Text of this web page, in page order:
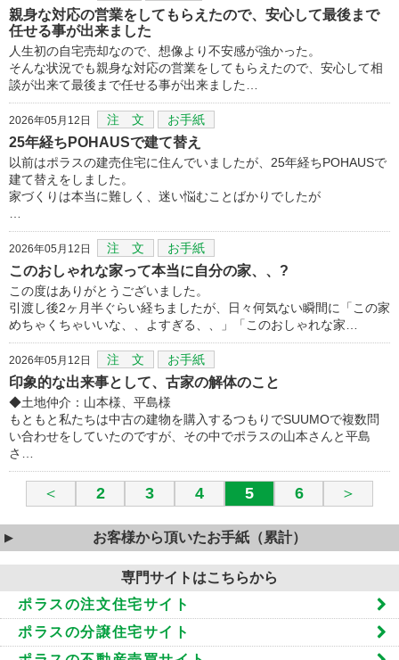
親身な対応の営業をしてもらえたので、安心して最後まで
任せる事が出来ました
人生初の自宅売却なので、想像より不安感が強かった。
そんな状況でも親身な対応の営業をしてもらえたので、安心して相
談が出来て最後まで任せる事が出来ました…
2026年05月12日 注 文 お手紙
25年経ちPOHAUSで建て替え
以前はポラスの建売住宅に住んでいましたが、25年経ちPOHAUSで
建て替えをしました。
家づくりは本当に難しく、迷い悩むことばかりでしたが
2026年05月12日 注 文 お手紙
このおしゃれな家って本当に自分の家、、?
この度はありがとうございました。
引渡し後2ヶ月半ぐらい経ちましたが、日々何気ない瞬間に「この家
めちゃくちゃいいな、、よすぎる、、」「このおしゃれな家…
2026年05月12日 注 文 お手紙
印象的な出来事として、古家の解体のこと
◆土地仲介：山本様、平島様
もともと私たちは中古の建物を購入するつもりでSUUMOで複数問
い合わせをしていたのですが、その中でポラスの山本さんと平島
さ…
＜ 2 3 4 5 6 ＞
お客様から頂いたお手紙（累計）
専門サイトはこちらから
ポラスの注文住宅サイト
ポラスの分譲住宅サイト